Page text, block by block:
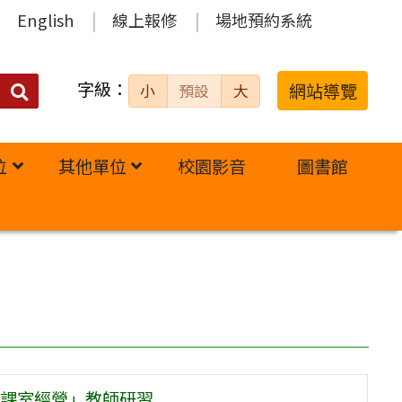
English 線上報修 場地預約系統
搜
字級： 小 預設 大 網站導覽
其他單位 校園影音 圖書館